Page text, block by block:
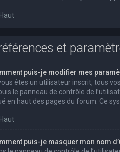
Haut
et
puis-je modifier mes
êtes un utilisateur inscrit, tous
le panneau de contrôle de
en haut des pages du forum. Ce
Haut
puis-je masquer mon nom